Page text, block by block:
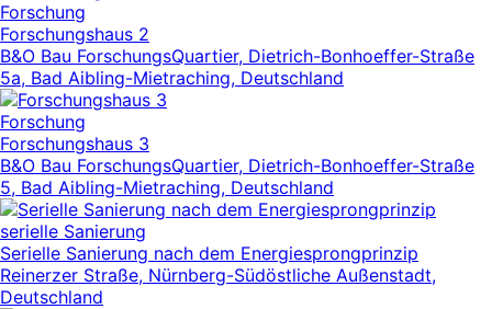
Forschung
Forschungshaus 2
B&O Bau ForschungsQuartier, Dietrich-Bonhoeffer-Straße
5a, Bad Aibling-Mietraching, Deutschland
Forschung
Forschungshaus 3
B&O Bau ForschungsQuartier, Dietrich-Bonhoeffer-Straße
5, Bad Aibling-Mietraching, Deutschland
serielle Sanierung
Serielle Sanierung nach dem Energiesprongprinzip
Reinerzer Straße, Nürnberg-Südöstliche Außenstadt,
Deutschland